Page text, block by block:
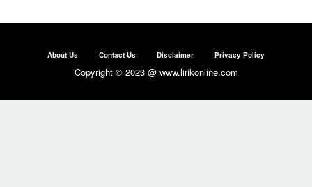
About Us Contact Us Disclaimer Privacy Policy
Copyright © 2023 @ www.lirikonline.com